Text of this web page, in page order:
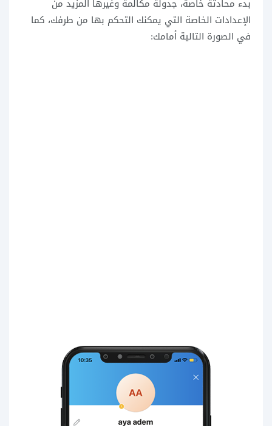
بدء محادثة خاصة، جدولة مكالمة وغيرها المزيد من
الإعدادات الخاصة التي يمكنك التحكم بها من طرفك، كما
في الصورة التالية أمامك: